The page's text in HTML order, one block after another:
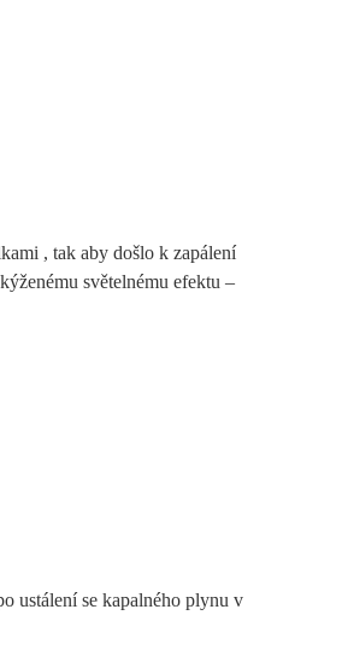
, tak aby došlo k zapálení
světelnému efektu –
ustálení se kapalného plynu v